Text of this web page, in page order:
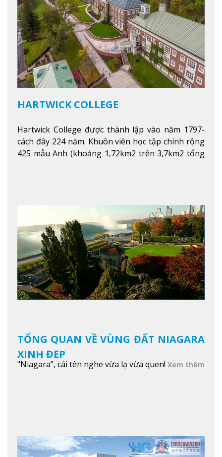
HARTWICK COLLEGE
Hartwick College được thành lập vào năm 1797-
cách đây 224 năm. Khuôn viên học tập chính rộng
425 mẫu Anh (khoảng 1,72km2 trên 3,7km2 tổng
TỔNG QUAN VỀ VÙNG ĐẤT NIAGARA
XINH ĐẸP
"Niagara", cái tên nghe vừa lạ vừa quen! Xem thêm